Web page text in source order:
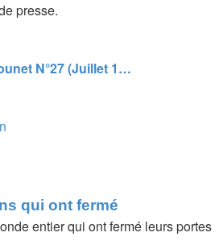
presse.
N°27 (Juillet 1…
qui ont fermé
entier qui ont fermé leurs portes